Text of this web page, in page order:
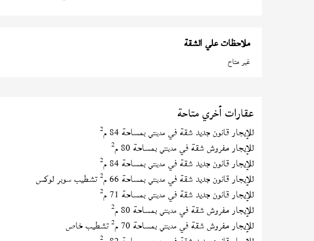
ملاحظات علي الشقة
غير متاح
عقارات أخري متاحة
للإيجار قانون جديد شقة في مدينتي بمساحة 84 م 2
للإيجار مفروش شقة في مدينتي بمساحة 80 م 2
للإيجار قانون جديد شقة في مدينتي بمساحة 84 م 2
للإيجار قانون جديد شقة في مدينتي بمساحة 66 م 2تشطيب سوبر لوكس
للإيجار قانون جديد شقة في مدينتي بمساحة 71 م 2
للإيجار مفروش شقة في مدينتي بمساحة 80 م 2
للإيجار مفروش شقة في مدينتي بمساحة 70 م 2تشطيب خاص
2